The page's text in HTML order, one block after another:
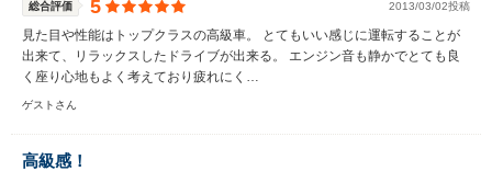
総合評価 5 2013/03/02投稿
見た目や性能はトップクラスの高級車。 とてもいい感じに運転することが
出来て、リラックスしたドライブが出来る。 エンジン音も静かでとても良
く座り心地もよく考えており疲れにく…
ゲストさん
高級感！